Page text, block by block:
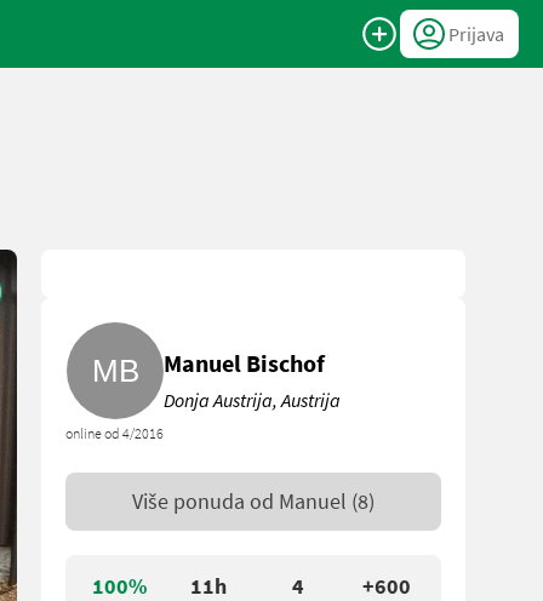
Prijava
100% 11h 4 +600
online od 4/2016
Manuel Bischof
Donja Austrija, Austrija
Više ponuda od Manuel (8)